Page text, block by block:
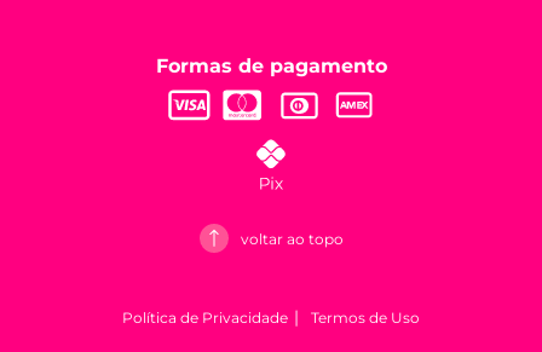
Formas de pagamento
voltar ao topo
Política de Privacidade Termos de Uso